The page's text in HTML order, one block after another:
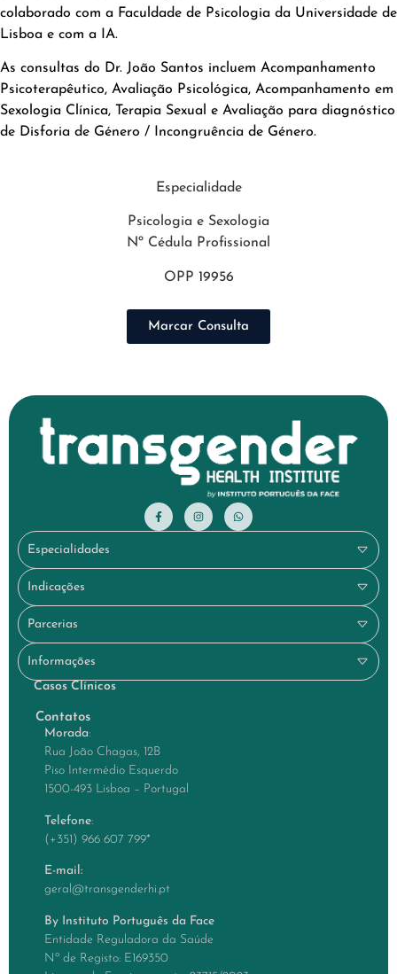
colaborado com a Faculdade de Psicologia da Universidade de
Lisboa e com a IA.
As consultas do Dr. João Santos incluem Acompanhamento
Psicoterapêutico, Avaliação Psicológica, Acompanhamento em
Sexologia Clínica, Terapia Sexual e Avaliação para diagnóstico
de Disforia de Género / Incongruência de Género.
Especialidade
Psicologia e Sexologia
Nº Cédula Profissional
OPP 19956
Marcar Consulta
Especialidades
Indicações
Parcerias
Informações
Casos Clínicos
Contatos
Morada:
Rua João Chagas, 12B
Piso Intermédio Esquerdo
1500-493 Lisboa – Portugal
Telefone:
(+351) 966 607 799*
E-mail:
geral@transgenderhi.pt
By Instituto Português da Face
Entidade Reguladora da Saúde
Nº de Registo: E169350